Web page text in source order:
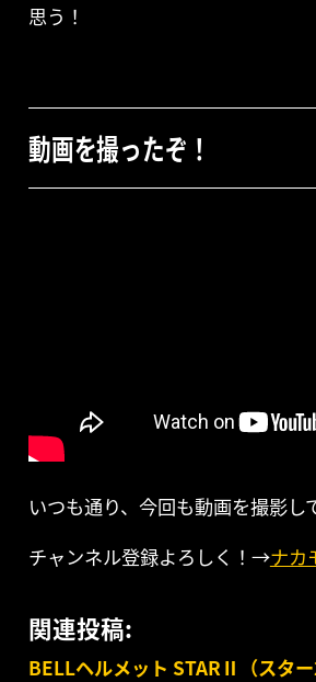
思う！
動画を撮ったぞ！
いつも通り、今回も動画を撮影し
チャンネル登録よろしく！→ナカ
関連投稿:
BELLヘルメット STARⅡ（スタ